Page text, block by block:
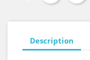
Description